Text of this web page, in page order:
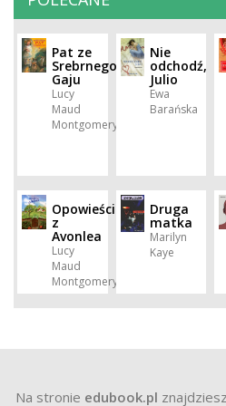
Pat ze
Srebrnego
Gaju
Lucy
Maud
Montgomery
Nie
odchodź,
Julio
Ewa
Barańska
Opowieści
z
Avonlea
Lucy
Maud
Montgomery
Druga
matka
Marilyn
Kaye
Na stronie edubook.pl